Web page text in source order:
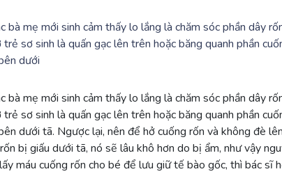
bà mẹ mới sinh cảm thấy lo lắng là chăm sóc phần dây
sơ sinh là quấn gạc lên trên hoặc băng quanh phần
dưới
bà mẹ mới sinh cảm thấy lo lắng là chăm sóc phần dây
sơ sinh là quấn gạc lên trên hoặc băng quanh phần
dưới tã. Ngược lại, nên để hở cuống rốn và không đè
bị giấu dưới tã, nó sẽ lâu khô hơn do bị ẩm, như vậy
máu cuống rốn cho bé để lưu giữ tế bào gốc, thì bác sĩ